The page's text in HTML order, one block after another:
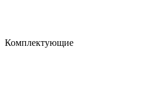
Комплектующие